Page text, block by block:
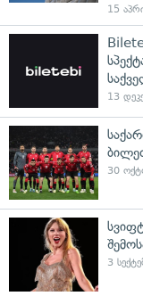
15
13
30
3